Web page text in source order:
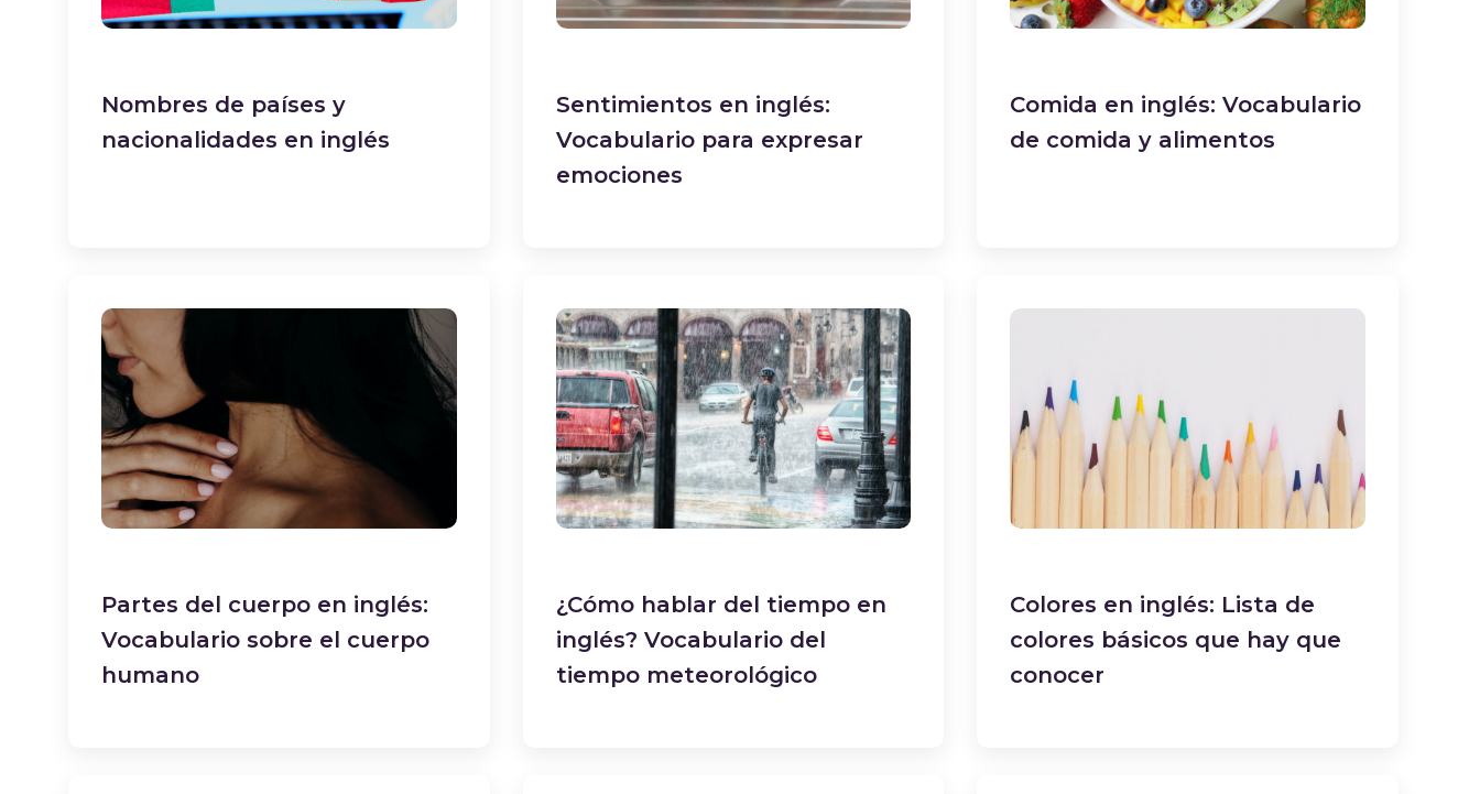
Nombres de países y
nacionalidades en inglés
Sentimientos en inglés:
Vocabulario para expresar
emociones
Comida en inglés: Vocabulario
de comida y alimentos
Partes del cuerpo en inglés:
Vocabulario sobre el cuerpo
humano
¿Cómo hablar del tiempo en
inglés? Vocabulario del
tiempo meteorológico
Colores en inglés: Lista de
colores básicos que hay que
conocer